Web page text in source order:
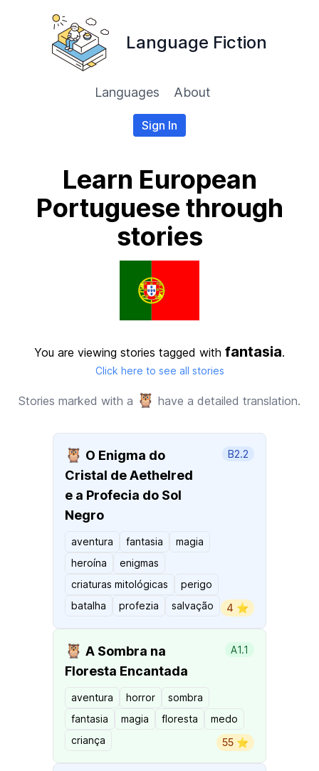
Language Fiction
Languages About
Sign In
Learn European
Portuguese through
stories
You are viewing stories tagged with fantasia.
Click here to see all stories
Stories marked with a 🦉 have a detailed translation.
🦉 O Enigma do
Cristal de Aethelred
e a Profecia do Sol
Negro
B2.2
aventura fantasia
magia
heroína
enigmas
criaturas mitológicas
perigo
batalha
profezia salvação 4 ⭐️
🦉 A Sombra na
Floresta Encantada
A1.1
aventura horror
sombra
fantasia
magia floresta
medo
criança
55 ⭐️